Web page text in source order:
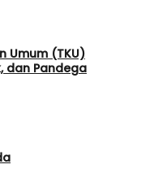
Umum (TKU)
dan Pandega